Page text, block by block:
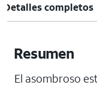
Detalles completos
Resumen
El asombroso